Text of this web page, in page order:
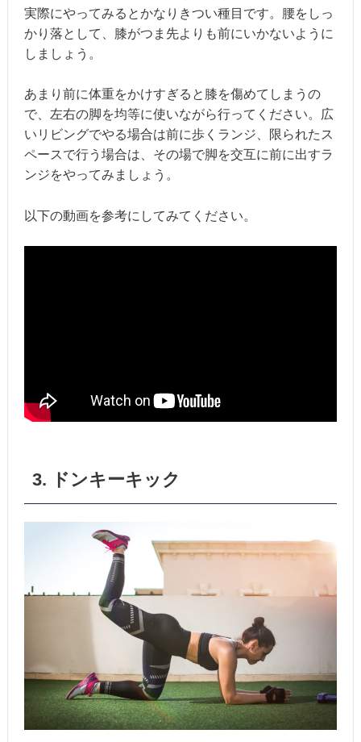
実際にやってみるとかなりきつい種目です。腰をしっ
かり落として、膝がつま先よりも前にいかないように
しましょう。
あまり前に体重をかけすぎると膝を傷めてしまうの
で、左右の脚を均等に使いながら行ってください。広
いリビングでやる場合は前に歩くランジ、限られたス
ペースで行う場合は、その場で脚を交互に前に出すラ
ンジをやってみましょう。
以下の動画を参考にしてみてください。
3. ドンキーキック